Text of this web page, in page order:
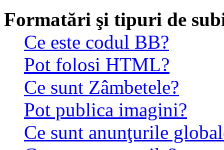
Formatări şi tipuri de
Ce este codul BB?
Pot folosi HTML?
Ce sunt Zâmbetele?
Pot publica imagini?
Ce sunt anunţurile